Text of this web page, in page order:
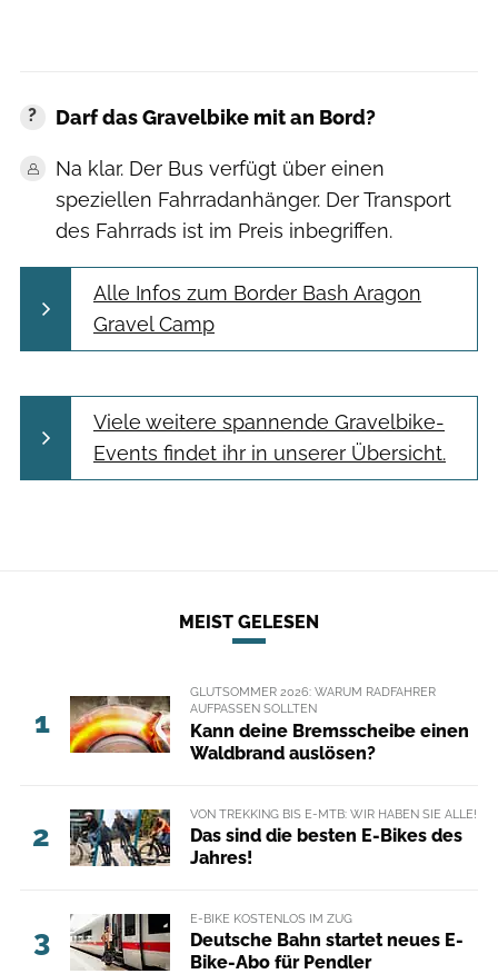
Darf das Gravelbike mit an Bord?
Na klar. Der Bus verfügt über einen
speziellen Fahrradanhänger. Der Transport
des Fahrrads ist im Preis inbegriffen.
Alle Infos zum Border Bash Aragon
Gravel Camp
Viele weitere spannende Gravelbike-
Events findet ihr in unserer Übersicht.
MEIST GELESEN
1
GLUTSOMMER 2026: WARUM RADFAHRER
AUFPASSEN SOLLTEN
Kann deine Bremsscheibe einen
Waldbrand auslösen?
2
VON TREKKING BIS E-MTB: WIR HABEN SIE ALLE!
Das sind die besten E-Bikes des
Jahres!
3
E-BIKE KOSTENLOS IM ZUG
Deutsche Bahn startet neues E-
Bike-Abo für Pendler